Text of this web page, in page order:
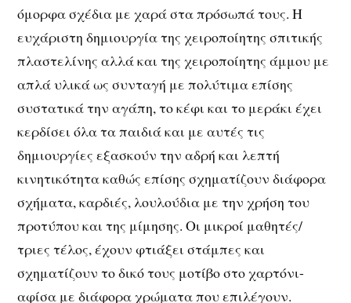
όμορφα σχέδια με χαρά στα πρόσωπά τους. Η
ευχάριστη δημιουργία της χειροποίητης σπιτικής
πλαστελίνης αλλά και της χειροποίητης άμμου με
απλά υλικά ως συνταγή με πολύτιμα επίσης
συστατικά την αγάπη, το κέφι και το μεράκι έχει
κερδίσει όλα τα παιδιά και με αυτές τις
δημιουργίες εξασκούν την αδρή και λεπτή
κινητικότητα καθώς επίσης σχηματίζουν διάφορα
σχήματα, καρδιές, λουλούδια με την χρήση του
προτύπου και της μίμησης. Οι μικροί μαθητές/
τριες τέλος, έχουν φτιάξει στάμπες και
σχηματίζουν το δικό τους μοτίβο στο χαρτόνι-
αφίσα με διάφορα χρώματα που επιλέγουν.